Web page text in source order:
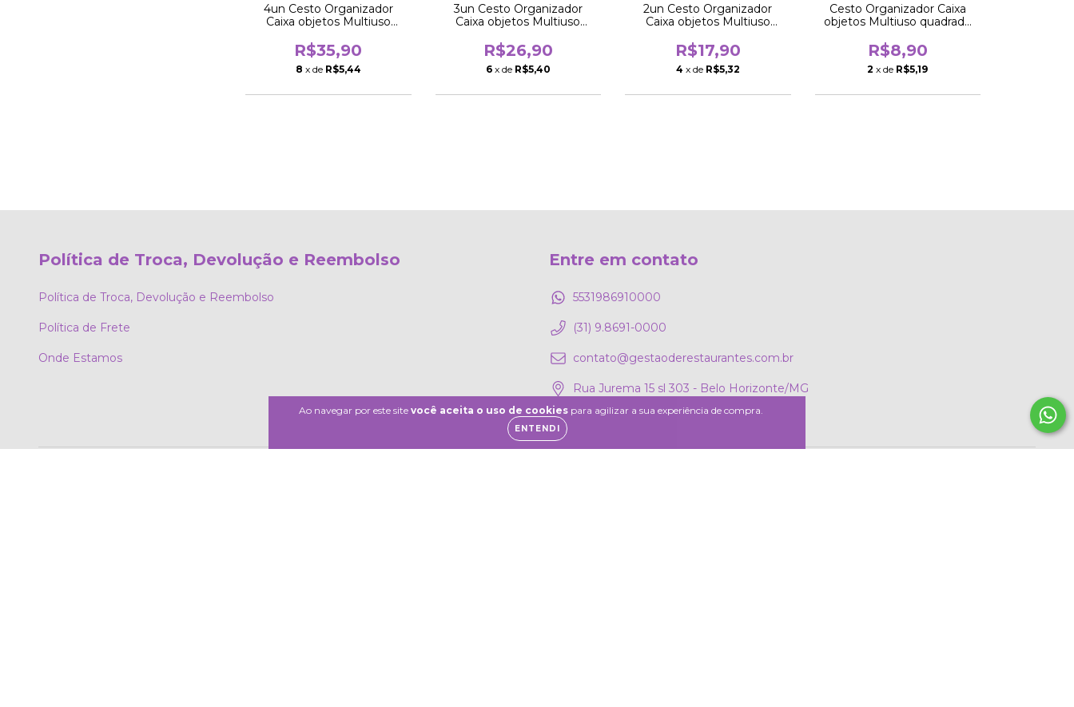
Ao navegar por este site você aceita o uso de cookiespara agilizar a sua experiência de compra.
ENTENDI
4un Cesto Organizador
Caixa objetos Multiuso
R$35,90
8 x de R$5,44
3un Cesto Organizador
Caixa objetos Multiuso
R$26,90
6 x de R$5,40
2un Cesto Organizador
Caixa objetos Multiuso
R$17,90
4 x de R$5,32
Cesto Organizador Caixa
objetos Multiuso quadrado
R$8,90
2 x de R$5,19
Política de Troca, Devolução e Reembolso
Política de Troca, Devolução e Reembolso
Política de Frete
Onde Estamos
Entre em contato
5531986910000
(31) 9.8691-0000
contato@gestaoderestaurantes.com.br
Rua Jurema 15 sl 303 - Belo Horizonte/MG